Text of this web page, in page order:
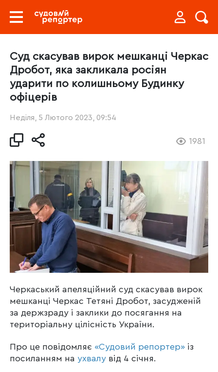
Суд скасував вирок мешканці Черкас
Дробот, яка закликала росіян
ударити по колишньому Будинку
офіцерів
Неділя, 5 Лютого 2023, 09:54
1981
Черкаський апеляційний суд скасував вирок
мешканці Черкас Тетяні Дробот, засудженій
за держзраду і заклики до посягання на
територіальну цілісність України.
Про це повідомляє «Судовий репортер» із
посиланням на ухвалу від 4 січня.